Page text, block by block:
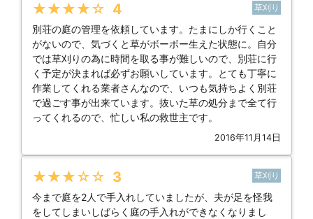
★★★★★ 4 草刈り
別荘の庭の管理を依頼しています。たまにしか行くこと
がないので、気づくと草がボーボー生えた状態に。自分
では草刈りの為に時間を取る事が難しいので、別荘に行
く予定が決まれば必ずお願いしています。とても丁寧に
作業してくれる業者さんなので、いつも気持ちよく別荘
で過ごす事が出来ています。抜いた草の処分まで全て行
ってくれるので、忙しい私の救世主です。
2016年11月14日
★★★★★ 3 草刈り
今まで庭を2人で手入れしていましたが、夫が足を怪我
をしてしまいしばらく庭の手入れができなくなりまし